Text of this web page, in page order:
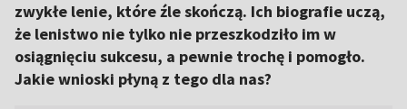
zwykłe lenie, które źle skończą. Ich biografie uczą,
że lenistwo nie tylko nie przeszkodziło im w
osiągnięciu sukcesu, a pewnie trochę i pomogło.
Jakie wnioski płyną z tego dla nas?